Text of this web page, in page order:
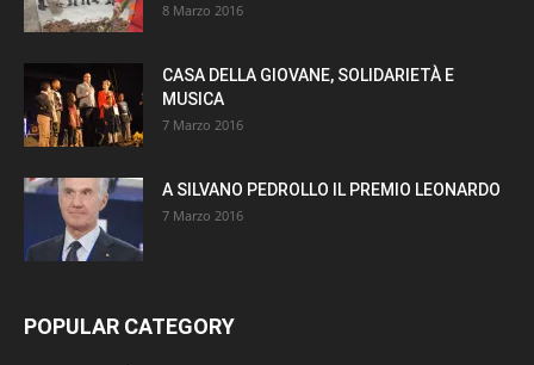
8 Marzo 2016
CASA DELLA GIOVANE, SOLIDARIETÀ E
MUSICA
7 Marzo 2016
A SILVANO PEDROLLO IL PREMIO LEONARDO
7 Marzo 2016
POPULAR CATEGORY